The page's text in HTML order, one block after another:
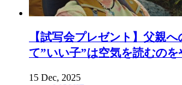
【試写会プレゼント】父親
て”いい子”は空気を読むのを
15 Dec, 2025